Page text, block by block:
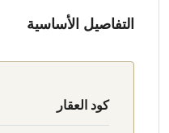
التفاصيل الأساسية
كود العقار